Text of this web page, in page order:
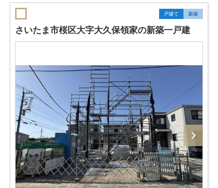
戸建て 新築
さいたま市桜区大字大久保領家の新築一戸建